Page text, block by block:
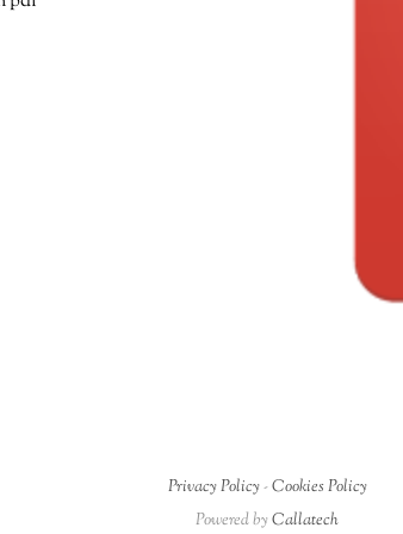
Privacy Policy-Cookies Policy
Powered byCallatech